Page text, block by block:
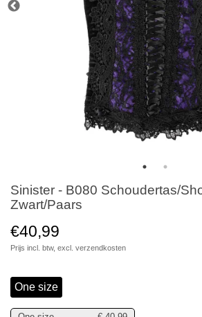
Sinister - B080 Schoudertas/
Zwart/Paars
€40,99
Prijs incl. btw, excl. verzendkosten
One size